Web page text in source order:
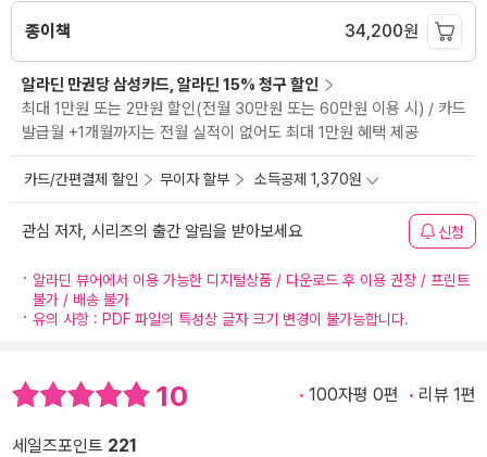
종이책 34,200원
알라딘 만권당 삼성카드, 알라딘 15% 청구 할인
최대 1만원 또는 2만원 할인(전월 30만원 또는 60만원 이용 시) / 카드
발급월 +1개월까지는 전월 실적이 없어도 최대 1만원 혜택 제공
카드/간편결제 할인 무이자 할부 소득공제 1,370원
관심 저자, 시리즈의 출간 알림을 받아보세요 신청
알라딘 뷰어에서 이용 가능한 디지털상품 / 다운로드 후 이용 권장 / 프린트
불가 / 배송 불가
유의 사항 : PDF 파일의 특성상 글자 크기 변경이 불가능합니다.
10 100자평 0편 리뷰 1편
세일즈포인트 221